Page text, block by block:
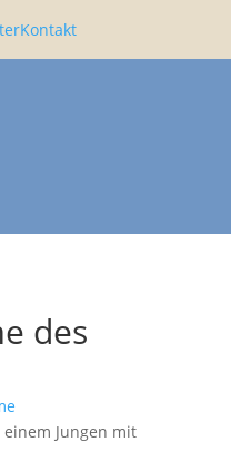
Kontakt
des
Jungen mit